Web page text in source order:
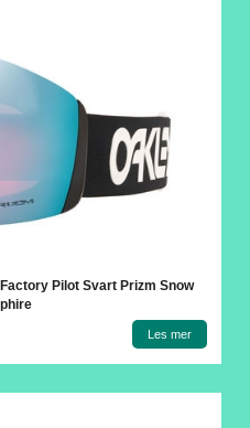
Pilot Svart Prizm Snow
Les mer